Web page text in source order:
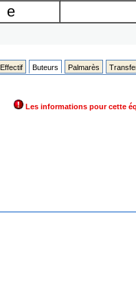
e
Effectif Buteurs Palmarès
Les informations pour cette